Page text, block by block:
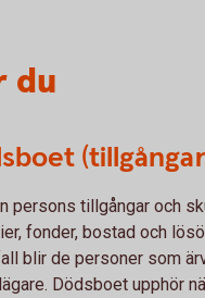
du
persons tillgångar och
fonder, bostad och
blir de personer som
Dödsboet upphör